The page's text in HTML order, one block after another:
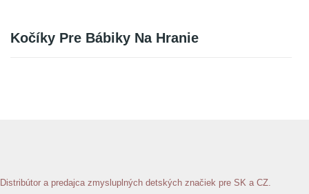
Kočíky Pre Bábiky Na Hranie
Distribútor a predajca zmysluplných detských značiek pre SK a CZ.